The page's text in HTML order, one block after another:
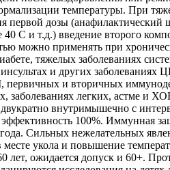
температуры. При
первой дозы
С и т.д.) введение второго
можно применять при
тяжелых заболеваниях
и других заболеваниях
и вторичных
заболеваниях легких, астме и
внутримышечно с
100%. Иммунная
года. Сильных нежелательных
месте укола и повышение
лет, ожидается допуск и 60+.